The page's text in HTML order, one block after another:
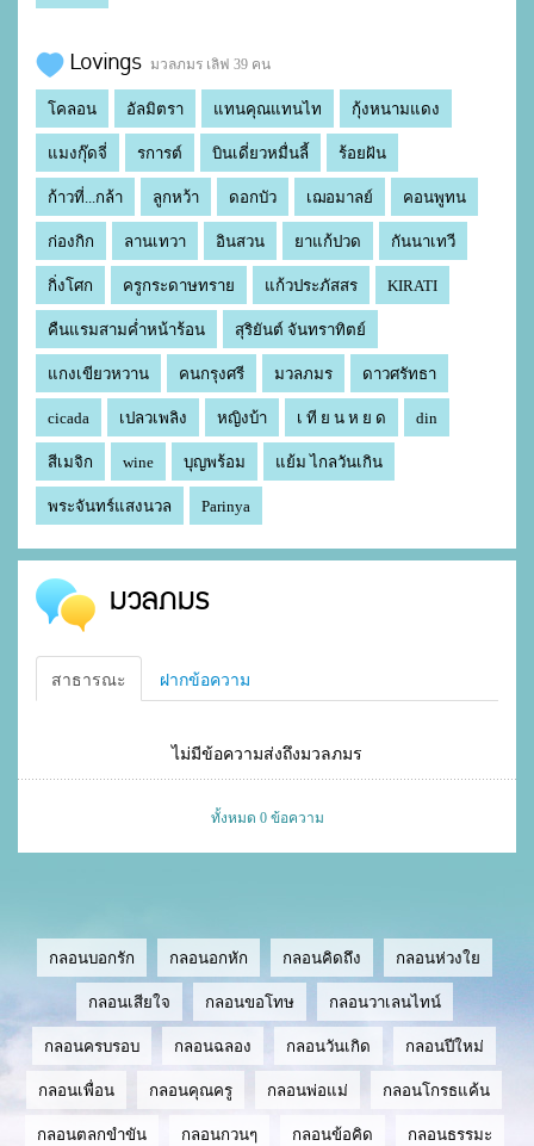
Lovings มวลภมร เลิฟ 39 คน
โคลอน อัลมิตรา แทนคุณแทนไท กุ้งหนามแดง
แมงกุ๊ดจี่ รการต์ บินเดี่ยวหมื่นลี้ ร้อยฝัน
ก้าวที่...กล้า ลูกหว้า ดอกบัว เฌอมาลย์ คอนพูทน
ก่องกิก ลานเทวา อินสวน ยาแก้ปวด กันนาเทวี
กิ่งโศก ครูกระดาษทราย แก้วประภัสสร KIRATI
คืนแรมสามค่ำหน้าร้อน สุริยันต์ จันทราทิตย์
แกงเขียวหวาน คนกรุงศรี มวลภมร ดาวศรัทธา
cicada เปลวเพลิง หญิงบ้า เ ที ย น ห ย ด din
สีเมจิก wine บุญพร้อม แย้ม ไกลวันเกิน
พระจันทร์แสงนวล Parinya
มวลภมร
สาธารณะ ฝากข้อความ
ไม่มีข้อความส่งถึงมวลภมร
ทั้งหมด 0 ข้อความ
กลอนบอกรัก กลอนอกหัก กลอนคิดถึง กลอนห่วงใย
กลอนเสียใจ กลอนขอโทษ กลอนวาเลนไทน์
กลอนครบรอบ กลอนฉลอง กลอนวันเกิด กลอนปีใหม่
กลอนเพื่อน กลอนคุณครู กลอนพ่อแม่ กลอนโกรธแค้น
กลอนตลกขำขัน กลอนกวนๆ กลอนข้อคิด กลอนธรรมะ